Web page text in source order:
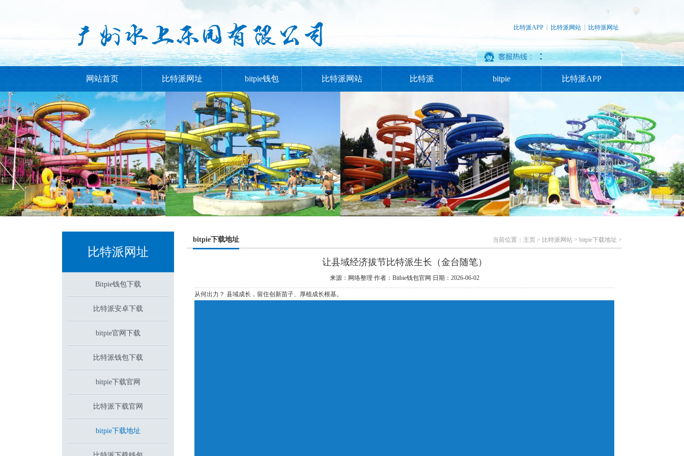
比特派网址
比特派网站
比特派APP
：
网站首页 比特派网址 bitpie钱包 比特派网站 比特派 bitpie 比特派APP
比特派网址
Bitpie钱包下载
比特派安卓下载
bitpie官网下载
比特派钱包下载
bitpie下载官网
比特派下载官网
bitpie下载地址
bitpie下载地址 当前位置： 主页 > 比特派网站 > bitpie下载地址 >
让县域经济拔节比特派生长（金台随笔）
来源：网络整理 作者：Bitbie钱包官网 日期：2026-06-02
从何出力？ 县域成长，留住创新苗子、厚植成长根基。